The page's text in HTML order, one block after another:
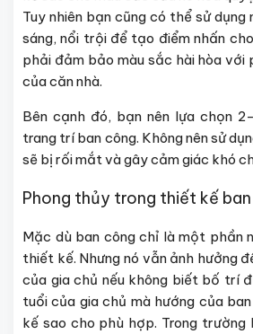
Tuy nhiên bạn cũng có thể sử dụng
sáng, nổi trội để tạo điểm nhấn
phải đảm bảo màu sắc hài hòa
của căn nhà.
Bên cạnh đó, bạn nên lựa chọn
trang trí ban công. Không nên sử
sẽ bị rối mắt và gây cảm giác khó
Phong thủy trong thiết kế
Mặc dù ban công chỉ là một phần
thiết kế. Nhưng nó vẫn ảnh hưởng
của gia chủ nếu không biết bố trí
tuổi của gia chủ mà hướng của
kế sao cho phù hợp. Trong